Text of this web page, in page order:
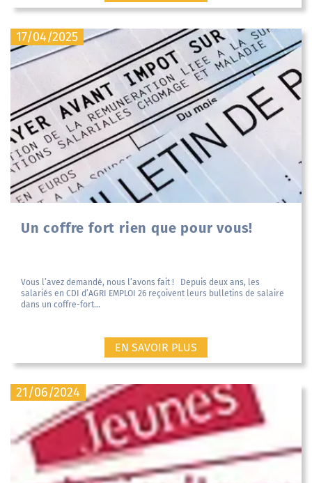
17/04/2025
Un coffre fort rien que pour vous!
Vous l’avez demandé, nous l’avons fait ! Depuis deux ans, les
salariés en CDI d’AGRI EMPLOI 26 reçoivent leurs bulletins de salaire
dans un coffre-fort...
EN SAVOIR PLUS
21/06/2024